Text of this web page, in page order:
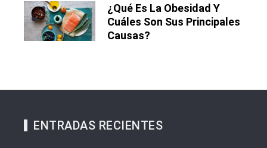
¿Qué Es La Obesidad Y
Cuáles Son Sus Principales
Causas?
ENTRADAS RECIENTES